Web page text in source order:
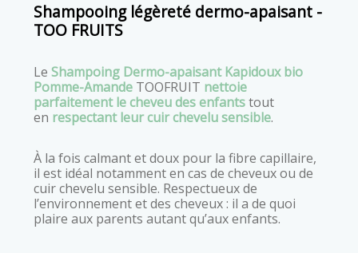
Shampooing légèreté dermo-apaisant -
TOO FRUITS
Le Shampoing Dermo-apaisant Kapidoux bio
Pomme-AmandeTOOFRUIT nettoie
parfaitement le cheveu des enfantstout
en respectant leur cuir chevelu sensible.
À la fois calmant et doux pour la fibre capillaire,
il est idéal notamment en cas de cheveux ou de
cuir chevelu sensible. Respectueux de
l’environnement et des cheveux : il a de quoi
plaire aux parents autant qu’aux enfants.